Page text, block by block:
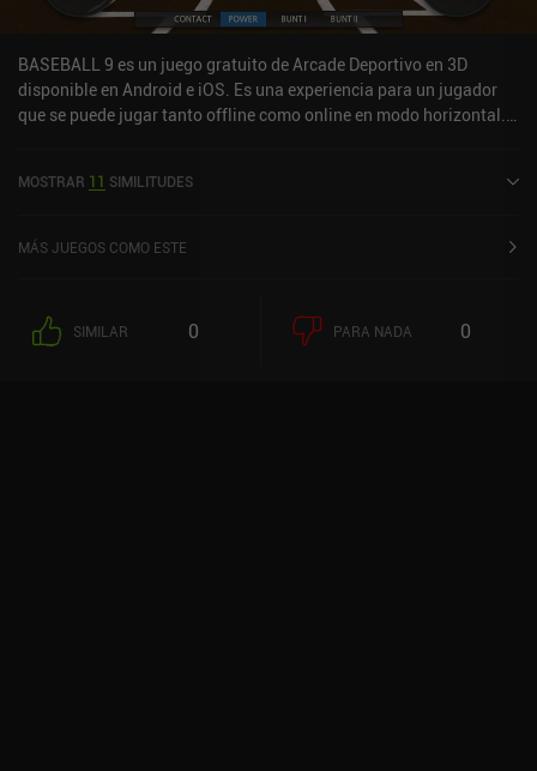
BASEBALL 9 es un juego gratuito de Arcade Deportivo en 3D
disponible en Android e iOS. Es una experiencia para un jugador
que se puede jugar tanto offline como online en modo horizontal.
valoración actual de 4,6 sobre 5,0 en Google Play y de 4,5 sobre 5,0
MOSTRAR 11 SIMILITUDES
MÁS JUEGOS COMO ESTE
SIMILAR 0 PARA NADA 0